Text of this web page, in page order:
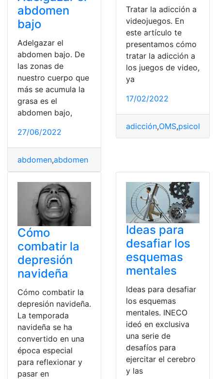
abdomen
bajo
Adelgazar el
abdomen bajo. De
las zonas de
nuestro cuerpo que
más se acumula la
grasa es el
abdomen bajo,
27/06/2022
abdomen,abdomen y la ingle
Tratar la adicción a
videojuegos. En
este artículo te
presentamos cómo
tratar la adicción a
los juegos de video,
ya
17/02/2022
adicción,OMS,
Cómo
combatir la
depresión
navideña
Cómo combatir la
depresión navideña.
La temporada
navideña se ha
convertido en una
época especial
para reflexionar y
pasar en
Ideas para
desafiar los
esquemas
mentales
Ideas para desafiar
los esquemas
mentales. INECO
ideó en exclusiva
una serie de
desafíos para
ejercitar el cerebro
y las